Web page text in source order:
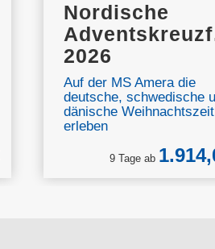
Nordische
2026
Auf der MS Amera die
deutsche, schwedische
dänische Weihnachtszeit
erleben
9 Tage ab